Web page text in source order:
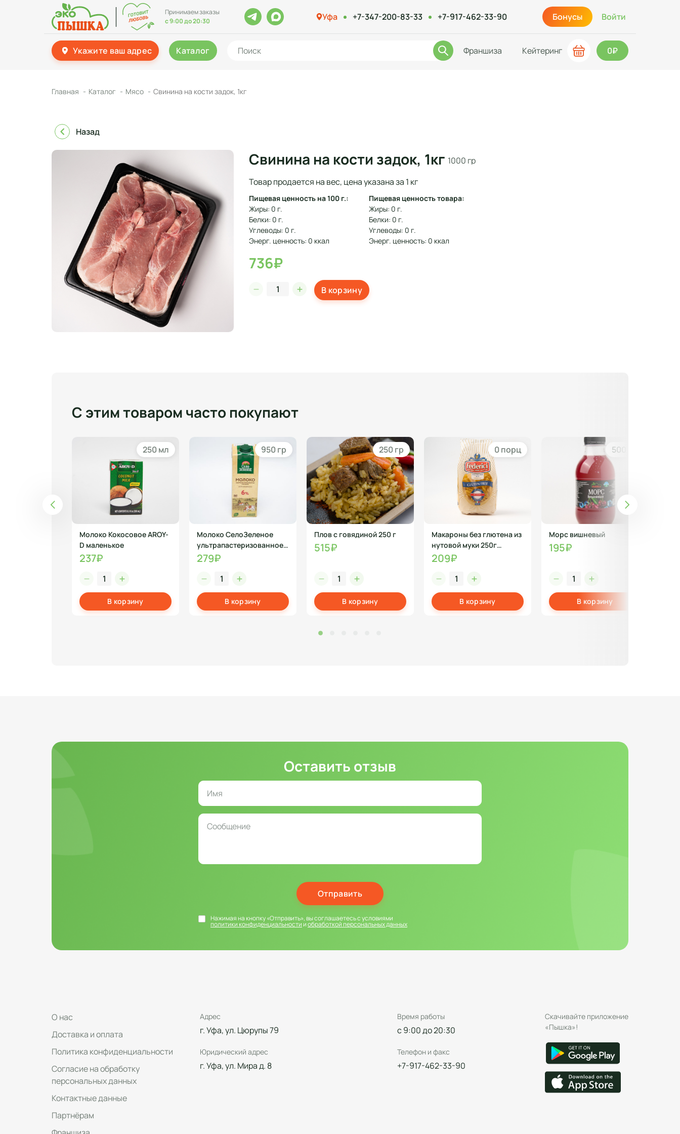
Принимаем заказы
с 9:00 до 20:30
Уфа +7-347-200-83-33 +7-917-462-33-90 Бонусы Войти
Укажите ваш адрес Каталог Франшиза Кейтеринг 0₽
Главная Каталог Мясо Свинина на кости задок, 1кг
Назад
Свинина на кости задок, 1кг 1000 гр
Товар продается на вес, цена указана за 1 кг
Пищевая ценность на 100 г.:
Жиры: 0 г.
Белки: 0 г.
Углеводы: 0 г.
Энерг. ценность: 0 ккал
Пищевая ценность товара:
Жиры: 0 г.
Белки: 0 г.
Углеводы: 0 г.
Энерг. ценность: 0 ккал
736₽
В корзину
С этим товаром часто покупают
250 мл
Молоко Кокосовое AROY-
D маленькое
237₽
В корзину
950 гр
Молоко СелоЗеленое
ультрапастеризованное
6%950 г
279₽
В корзину
250 гр
Плов с говядиной 250 г
515₽
В корзину
0 порц
Макароны без глютена из
нутовой муки 250г
Федеричи
209₽
В корзину
500 мл
Морс вишневый
195₽
В корзину
Оставить отзыв
Отправить
Нажимая на кнопку «Отправить», вы соглашаетесь с условиями
политики конфиденциальностииобработкой персональных данных
О нас
Доставка и оплата
Политика конфиденциальности
Согласие на обработку
персональных данных
Контактные данные
Партнёрам
Адрес
г. Уфа, ул. Цюрупы 79
Юридический адрес
г. Уфа, ул. Мира д. 8
Время работы
с 9:00 до 20:30
Телефон и факс
+7-917-462-33-90
Скачивайте приложение
«Пышка»!